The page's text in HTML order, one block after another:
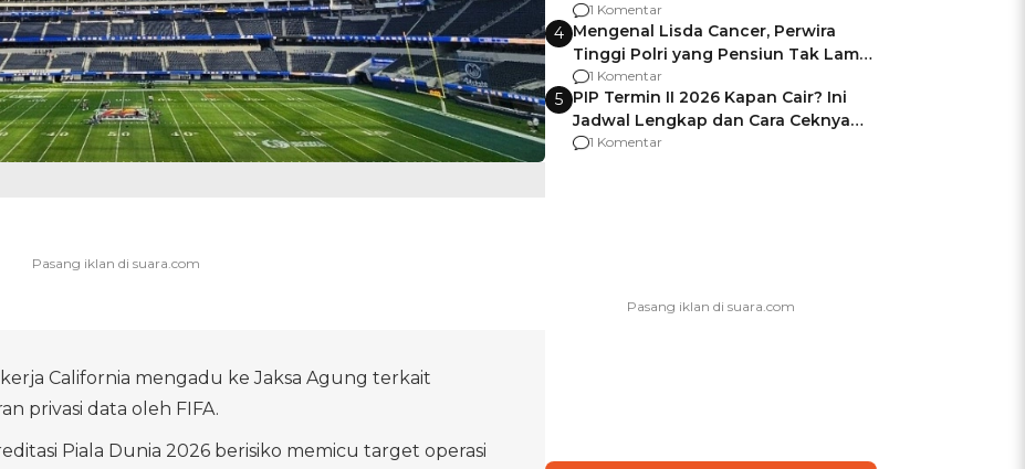
California mengadu ke Jaksa Agung terkait
privasi data oleh FIFA.
Piala Dunia 2026 berisiko memicu target operasi
Berencana Pakai Jimat di Pakansari
1 Komentar
4 Mengenal Lisda Cancer, Perwira
Tinggi Polri yang Pensiun Tak Lama
Usai Jadi Brigjen
1 Komentar
5 PIP Termin II 2026 Kapan Cair? Ini
Jadwal Lengkap dan Cara Ceknya
agar Dana Tidak Hangus!
1 Komentar